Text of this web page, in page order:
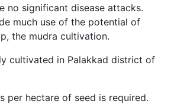
no significant disease attacks.
much use of the potential of
the mudra cultivation.
cultivated in Palakkad district of
per hectare of seed is required.